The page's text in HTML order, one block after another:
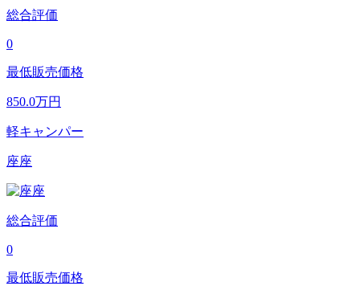
総合評価
0
最低販売価格
850.0万円
軽キャンパー
座座
総合評価
0
最低販売価格